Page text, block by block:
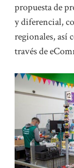
propuesta de
y diferencial,
regionales, así
través de